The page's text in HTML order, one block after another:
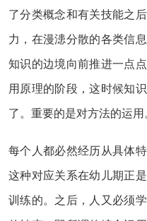
了分类概念和有关技能之
力，在漫漶分散的各类信
知识的边境向前推进一点
用原理的阶段，这时候知
了。重要的是对方法的运用
每个人都必然经历从具体
这种对应关系在幼儿期正
训练的。之后，人又必须